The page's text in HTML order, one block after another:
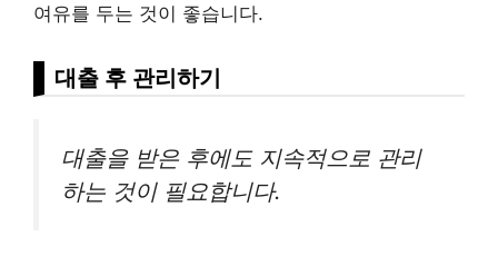
여유를 두는 것이 좋습니다.
대출 후 관리하기
대출을 받은 후에도 지속적으로 관리
하는 것이 필요합니다.